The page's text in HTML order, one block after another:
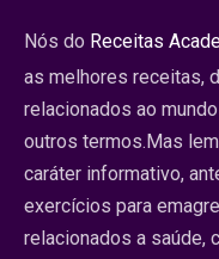
Nós do Receitas
as melhores receitas,
relacionados ao
outros termos.Mas
caráter informativo,
exercícios para
relacionados a saúde,